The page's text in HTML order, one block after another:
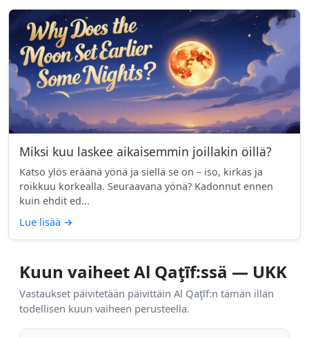
Miksi kuu laskee aikaisemmin joillakin öillä?
Katso ylös eräänä yönä ja siellä se on – iso, kirkas ja
roikkuu korkealla. Seuraavana yönä? Kadonnut ennen
kuin ehdit ed...
Lue lisää →
Kuun vaiheet Al Qaţīf:ssä — UKK
Vastaukset päivitetään päivittäin Al Qaţīf:n tämän illan
todellisen kuun vaiheen perusteella.